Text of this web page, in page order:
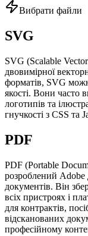
Вибрати файли
SVG
SVG (Scalable
двовимірної
форматів, SVG
якості. Вони часто
логотипів та
гнучкості з CSS та
PDF
PDF (Portable
розроблений Adobe
документів. Він
всіх пристроях і
для контрактів,
відсканованих
професійному